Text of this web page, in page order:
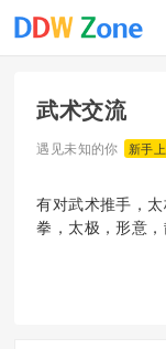
武术交流
遇见未知的你 新手
有对武术推手，
拳，太极，形意，